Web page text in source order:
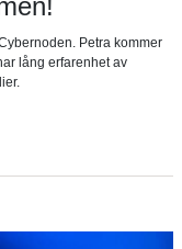
Petra kommer
lång erfarenhet av